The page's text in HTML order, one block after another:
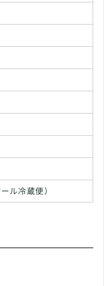
ル冷蔵便）